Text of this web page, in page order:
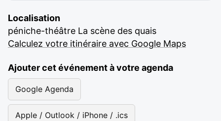
Localisation
péniche-théâtre La scène des quais
Calculez votre itinéraire avec Google Maps
Ajouter cet événement à votre agenda
Google Agenda
Apple / Outlook / iPhone / .ics